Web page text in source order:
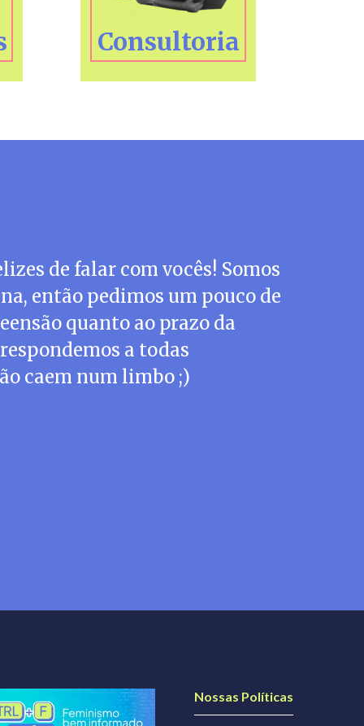
Consultoria
de falar com vocês! Somos
então pedimos um pouco de
quanto ao prazo da
a todas
caem num limbo ;)
Nossas Políticas